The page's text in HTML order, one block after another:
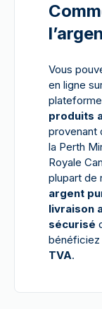
Vous
en ligne
produits
provenant
la Perth
Royale
plupart de
argent
livraison
sécurisé
bénéficiez
TVA.